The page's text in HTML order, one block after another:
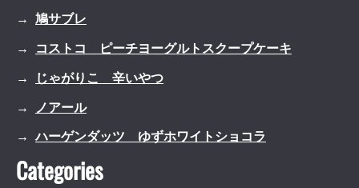
鳩サブレ
コストコ ピーチヨーグルトスクープケーキ
じゃがりこ 辛いやつ
ノアール
ハーゲンダッツ ゆずホワイトショコラ
Categories